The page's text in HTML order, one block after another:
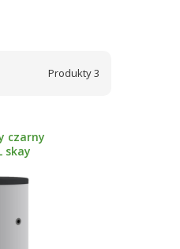
Produkty3
czarny
skay